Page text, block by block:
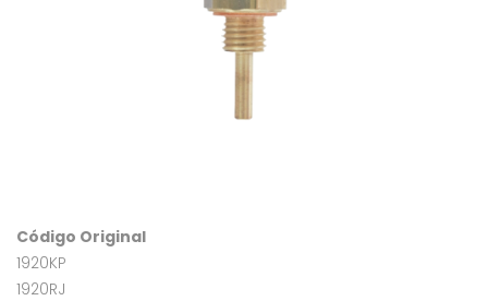
Código Original
1920KP
1920RJ